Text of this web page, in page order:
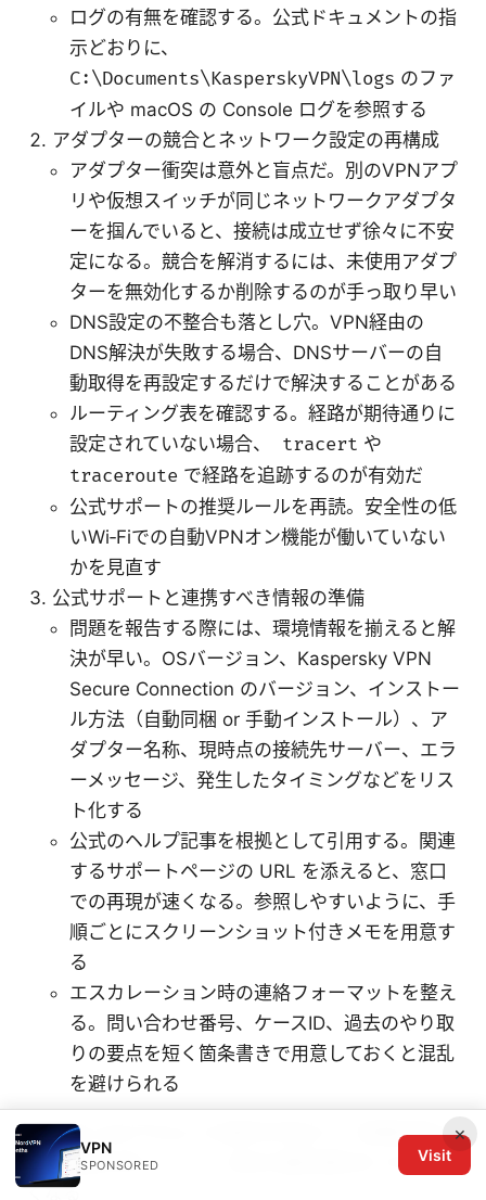
ログの有無を確認する。公式ドキュメントの指
示どおりに、
C:\Documents\KasperskyVPN\logs のファ
イルや macOS の Console ログを参照する
アダプターの競合とネットワーク設定の再構成
アダプター衝突は意外と盲点だ。別のVPNアプ
リや仮想スイッチが同じネットワークアダプタ
ーを掴んでいると、接続は成立せず徐々に不安
定になる。競合を解消するには、未使用アダプ
ターを無効化するか削除するのが手っ取り早い
DNS設定の不整合も落とし穴。VPN経由の
DNS解決が失敗する場合、DNSサーバーの自
動取得を再設定するだけで解決することがある
ルーティング表を確認する。経路が期待通りに
設定されていない場合、
tracert や
traceroute で経路を追跡するのが有効だ
公式サポートの推奨ルールを再読。安全性の低
いWi‑Fiでの自動VPNオン機能が働いていない
かを見直す
公式サポートと連携すべき情報の準備
問題を報告する際には、環境情報を揃えると解
決が早い。OSバージョン、Kaspersky VPN
Secure Connection のバージョン、インストー
ル方法（自動同梱 or 手動インストール）、ア
ダプター名称、現時点の接続先サーバー、エラ
ーメッセージ、発生したタイミングなどをリス
ト化する
公式のヘルプ記事を根拠として引用する。関連
するサポートページの URL を添えると、窓口
での再現が速くなる。参照しやすいように、手
順ごとにスクリーンショット付きメモを用意す
る
エスカレーション時の連絡フォーマットを整え
る。問い合わせ番号、ケースID、過去のやり取
りの要点を短く箇条書きで用意しておくと混乱
を避けられる
具体的には以下のような数字が役立つ。初期診断の
時間感覚を持つことで、対応の優先順位をつけやす
くなる
×
VPN
SPONSORED
Visit